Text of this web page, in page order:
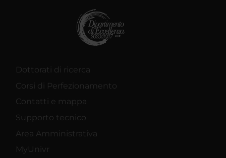
Dottorati di ricerca
Corsi di Perfezionamento
Contatti e mappa
Supporto tecnico
Area Amministrativa
MyUnivr